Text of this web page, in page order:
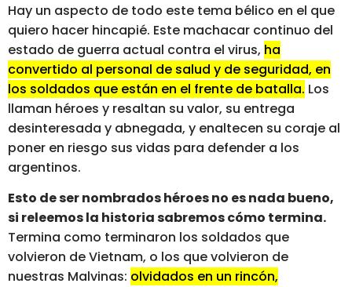
Hay un aspecto de todo este tema bélico en el que
quiero hacer hincapié. Este machacar continuo del
estado de guerra actual contra el virus, ha
convertido al personal de salud y de seguridad, en
los soldados que están en el frente de batalla. Los
llaman héroes y resaltan su valor, su entrega
desinteresada y abnegada, y enaltecen su coraje al
poner en riesgo sus vidas para defender a los
argentinos.
Esto de ser nombrados héroes no es nada bueno,
si releemos la historia sabremos cómo termina.
Termina como terminaron los soldados que
volvieron de Vietnam, o los que volvieron de
nuestras Malvinas: olvidados en un rincón,